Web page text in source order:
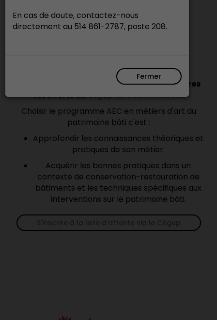
En cas de doute, contactez-nous
directement au 514 861-2787, poste 208.
Fermer
Devenez un artisan du
Cette formation de spécialisation de510 heures
est offerte auCégep du Vieux Montréal.
Choisir le programme AEC en métiers d'art du
patrimoine bâti c'est :
Approfondir les connaissances théoriques et
pratiques de son métier.
Acquérir les bonnes pratiques dans un
contexte de conservation-restauration de
bâtiments et les techniques spécifiques aux
interventions sur le patrimoine bâti.